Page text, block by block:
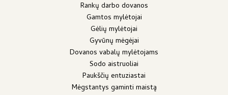
Rankų darbo dovanos
Gamtos mylėtojai
Gėlių mylėtojai
Gyvūnų mėgėjai
Dovanos vabalų mylėtojams
Sodo aistruoliai
Paukščių entuziastai
Mėgstantys gaminti maistą